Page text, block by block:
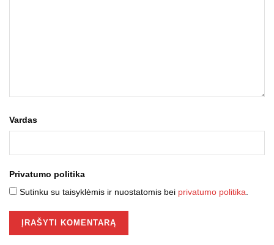
Vardas
Privatumo politika
Sutinku su taisyklėmis ir nuostatomis bei privatumo politika